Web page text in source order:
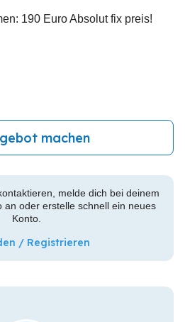
190 Euro Absolut fix preis!
machen
melde dich bei deinem
an oder erstelle schnell ein neues
Konto.
/ Registrieren